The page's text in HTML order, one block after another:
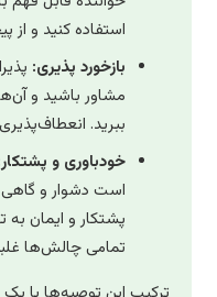
استفاده کنید و از
بازخورد پذیری:پذیرای
مشاور باشید و آن‌ها را
ببرید. انعطاف‌پذیری
خودباوری و پشتکار:
است دشوار و گاهی
پشتکار و ایمان به
تمامی چالش‌ها غلبه